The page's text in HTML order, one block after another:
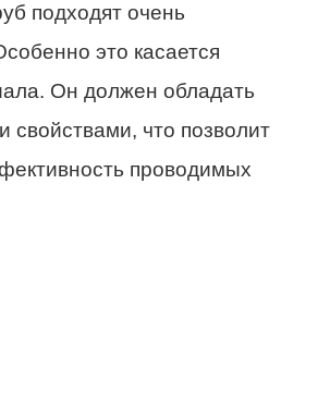
подходят очень
это касается
Он должен обладать
свойствами, что позволит
проводимых